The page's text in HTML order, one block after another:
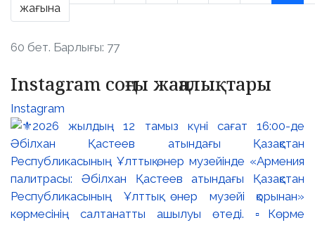
жағына
60 бет. Барлығы: 77
Instagram соңғы жаңалықтары
Instagram